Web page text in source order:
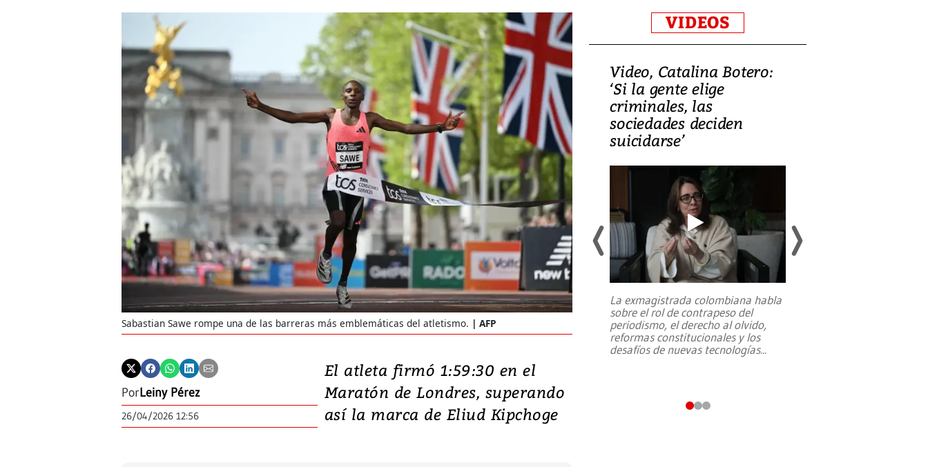
Sabastian Sawe rompe una de las barreras más emblemáticas del atletismo. AFP
PorLeiny Pérez
26/04/2026 12:56
El atleta firmó 1:59:30 en el
Maratón de Londres, superando
así la marca de Eliud Kipchoge
VIDEOS
Video, Japón: Terremoto
deja heridos y graves
daños en Kumamoto
Un fuerte terremoto de magnitud
7,1 se registró este martes 28 de
julio en la prefectura de Kumamoto,
al sur de Japón, provocando una
emergencia de gran...
Video, Catalina Botero:
‘Si la gente elige
criminales, las
sociedades deciden
suicidarse’
La exmagistrada colombiana habla
sobre el rol de contrapeso del
periodismo, el derecho al olvido,
reformas constitucionales y los
desafíos de nuevas tecnologías...